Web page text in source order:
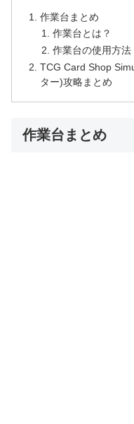
作業台まとめ
作業台とは？
作業台の使用方法
TCG Card Shop
ター)攻略まとめ
作業台まとめ